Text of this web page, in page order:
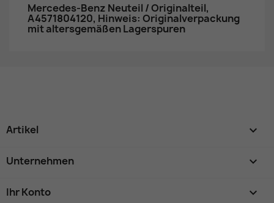
Mercedes-Benz Neuteil / Originalteil,
A4571804120, Hinweis: Originalverpackung
mit altersgemäßen Lagerspuren
Artikel 
Unternehmen 
Ihr Konto 